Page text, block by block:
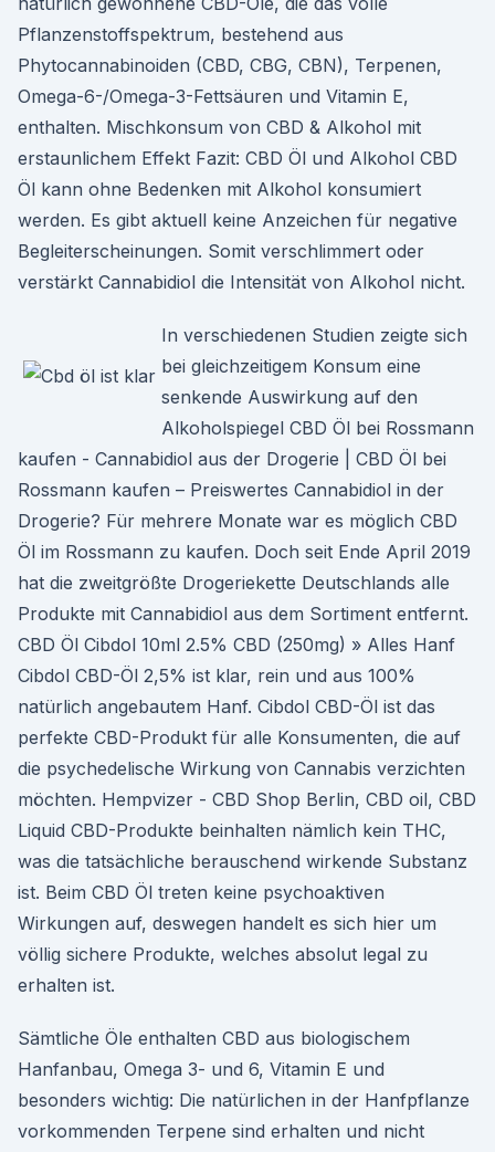
Pflanzenstoffspektrum, bestehend aus
Phytocannabinoiden (CBD, CBG, CBN), Terpenen,
Omega-6-/Omega-3-Fettsäuren und Vitamin E,
enthalten. Mischkonsum von CBD & Alkohol mit
erstaunlichem Effekt Fazit: CBD Öl und Alkohol CBD
Öl kann ohne Bedenken mit Alkohol konsumiert
werden. Es gibt aktuell keine Anzeichen für negative
Begleiterscheinungen. Somit verschlimmert oder
verstärkt Cannabidiol die Intensität von Alkohol nicht.
In verschiedenen Studien zeigte sich
bei gleichzeitigem Konsum eine
senkende Auswirkung auf den
Alkoholspiegel CBD Öl bei Rossmann
kaufen - Cannabidiol aus der Drogerie | CBD Öl bei
Rossmann kaufen – Preiswertes Cannabidiol in der
Drogerie? Für mehrere Monate war es möglich CBD
Öl im Rossmann zu kaufen. Doch seit Ende April 2019
hat die zweitgrößte Drogeriekette Deutschlands alle
Produkte mit Cannabidiol aus dem Sortiment entfernt.
CBD Öl Cibdol 10ml 2.5% CBD (250mg) » Alles Hanf
Cibdol CBD-Öl 2,5% ist klar, rein und aus 100%
natürlich angebautem Hanf. Cibdol CBD-Öl ist das
perfekte CBD-Produkt für alle Konsumenten, die auf
die psychedelische Wirkung von Cannabis verzichten
möchten. Hempvizer - CBD Shop Berlin, CBD oil, CBD
Liquid CBD-Produkte beinhalten nämlich kein THC,
was die tatsächliche berauschend wirkende Substanz
ist. Beim CBD Öl treten keine psychoaktiven
Wirkungen auf, deswegen handelt es sich hier um
völlig sichere Produkte, welches absolut legal zu
erhalten ist.
Sämtliche Öle enthalten CBD aus biologischem
Hanfanbau, Omega 3- und 6, Vitamin E und
besonders wichtig: Die natürlichen in der Hanfpflanze
vorkommenden Terpene sind erhalten und nicht